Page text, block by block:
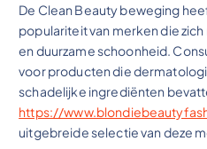
De Clean Beauty beweging
populariteit van merken die
en duurzame schoonheid.
voor producten die
schadelijke ingrediënten
https://
uitgebreide selectie van deze